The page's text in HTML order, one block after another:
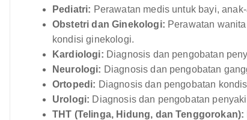
Pediatri: Perawatan medis untuk bayi,
Obstetri dan Ginekologi: Perawatan
kondisi ginekologi.
Kardiologi: Diagnosis dan pengobatan
Neurologi: Diagnosis dan pengobatan
Ortopedi: Diagnosis dan pengobatan
Urologi: Diagnosis dan pengobatan
THT (Telinga, Hidung, dan Tenggorokan):